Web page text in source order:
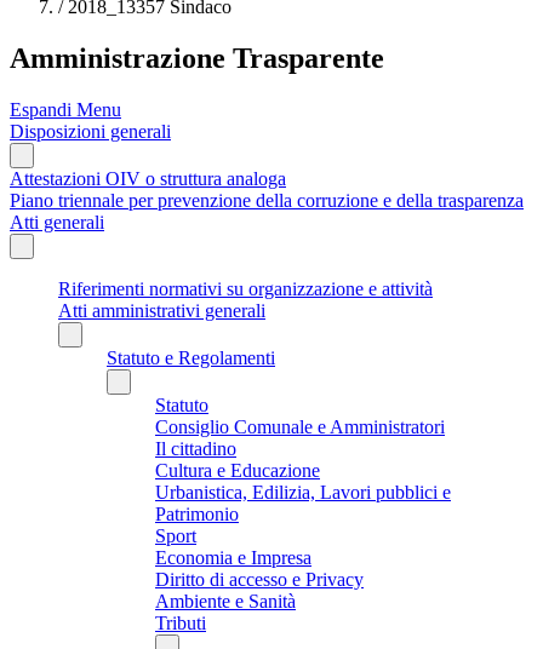
/2018_13357 Sindaco
Amministrazione Trasparente
Espandi Menu
Disposizioni generali
Attestazioni OIV o struttura analoga
Piano triennale per prevenzione della corruzione e della trasparenza
Atti generali
Riferimenti normativi su organizzazione e attività
Atti amministrativi generali
Statuto e Regolamenti
Statuto
Consiglio Comunale e Amministratori
Il cittadino
Cultura e Educazione
Urbanistica, Edilizia, Lavori pubblici e
Patrimonio
Sport
Economia e Impresa
Diritto di accesso e Privacy
Ambiente e Sanità
Tributi